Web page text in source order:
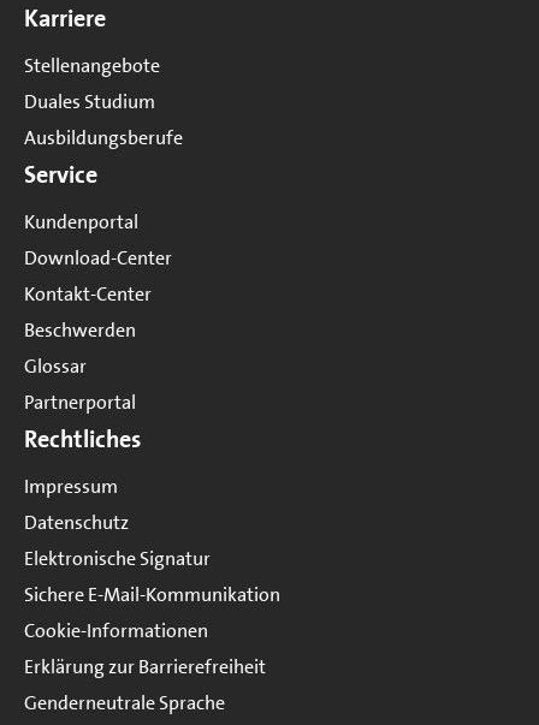
Karriere
Stellenangebote
Duales Studium
Ausbildungsberufe
Service
Kundenportal
Download-Center
Kontakt-Center
Beschwerden
Glossar
Partnerportal
Rechtliches
Impressum
Datenschutz
Elektronische Signatur
Sichere E-Mail-Kommunikation
Cookie-Informationen
Erklärung zur Barrierefreiheit
Genderneutrale Sprache